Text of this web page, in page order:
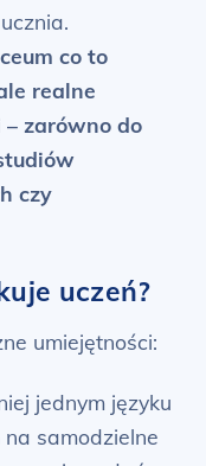
co to
realne
– zarówno do
czy
uczeń?
umiejętności:
jednym języku
samodzielne